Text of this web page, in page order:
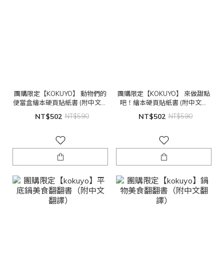
團購限定【KOKUYO】 動物們的
便當盒繪本硬頁貼紙書 (附中文翻
譯- 可重複撕貼)
NT$502 NT$590
團購限定【KOKUYO】 來做甜點
吧！繪本硬頁貼紙書 (附中文翻
譯- 可重複撕貼)
NT$502 NT$590